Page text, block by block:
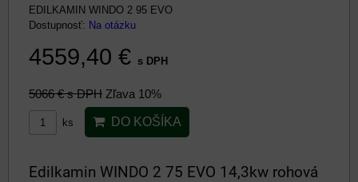
EDILKAMIN WINDO 2 95 EVO
Dostupnosť: Na otázku
4559,40 € s DPH
5066 €s DPH Zľava 10%
ks DO KOŠÍKA
Edilkamin WINDO 2 75 EVO 14,3kw rohová